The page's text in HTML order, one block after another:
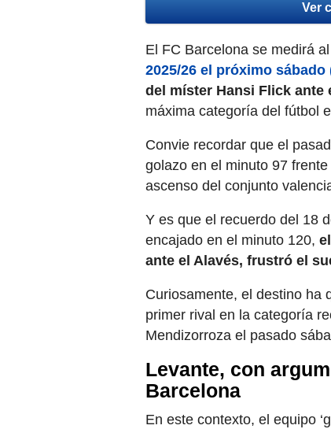
Ver
El FC Barcelona se medirá al
2025/26 el próximo sábado
del míster Hansi Flick ante
máxima categoría del fútbol
Convie recordar que el
golazo en el minuto 97 frente
ascenso del conjunto
Y es que el recuerdo del 18
encajado en el minuto 120,
ante el Alavés, frustró el
Curiosamente, el destino ha
primer rival en la categoría
Mendizorroza el pasado
Levante, con
Barcelona
En este contexto, el equipo